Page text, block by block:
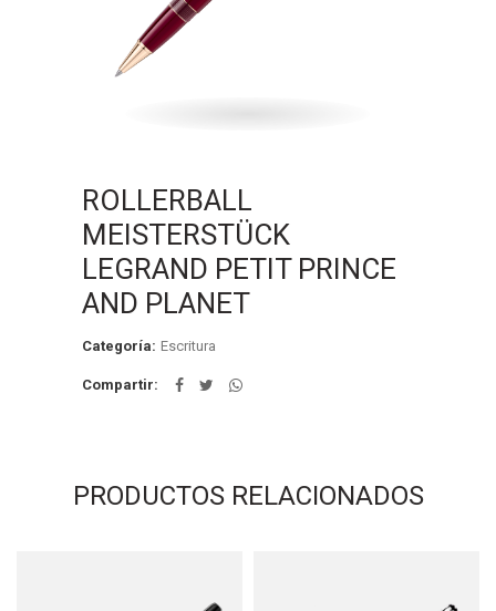
ROLLERBALL
MEISTERSTÜCK
LEGRAND PETIT PRINCE
AND PLANET
Categoría: Escritura
Compartir
PRODUCTOS RELACIONADOS